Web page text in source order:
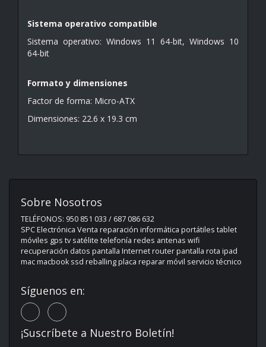
Sistema operativo compatible
Sistema operativo: Windows 11 64-bit, Windows 10
64-bit
Formato y dimensiones
Factor de forma: Micro-ATX
Dimensiones: 22.6 x 19.3 cm
Sobre Nosotros
TELÉFONOS: 950 851 033 / 687 086 632
SPC Electrónica Venta reparación informática portátiles tablet
móviles gps tv satélite telefonía redes antenas wifi
recuperación datos pantalla Internet router pantalla rota ipad
mac macbook ssd reballing placa reparar móvil servicio técnico
Síguenos en:
¡Suscríbete a Nuestro Boletín!